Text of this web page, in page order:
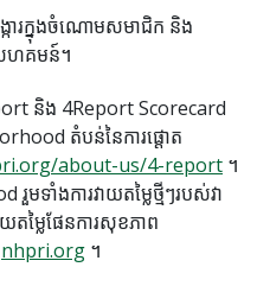
ង្ការក្នុងចំណោមសមាជិក និង
សហគមន៍។
និង 4Report Scorecard
តំបន់នៃការផ្តោត
about-us/4-report ។
ទាំងការវាយតម្លៃថ្មីៗរបស់វា
តម្លៃផែនការសុខភាព
nhpri.org ។